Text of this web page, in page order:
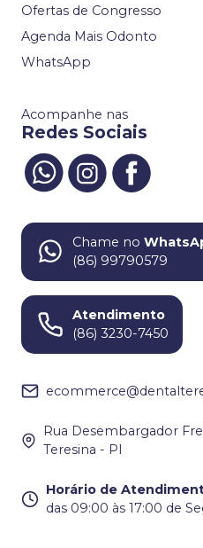
Ofertas de Congresso
Agenda Mais Odonto
WhatsApp
Acompanhe nas
Redes Sociais
Chame no
(86) 99790579
Atendimento
(86) 3230-7450
Rua Desembargador
Teresina - PI
Horário de
das 09:00 às 17:00 de